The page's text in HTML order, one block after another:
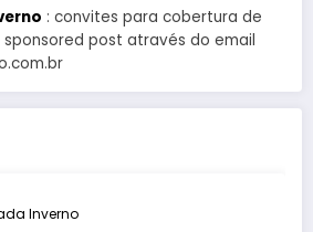
: convites para cobertura de
post através do email
Inverno